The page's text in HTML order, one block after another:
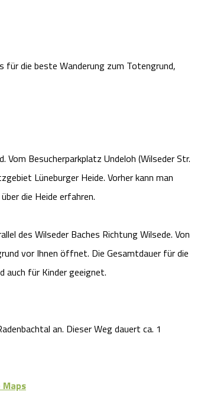
für die beste Wanderung zum Totengrund,
Besucherparkplatz Undeloh (Wilseder Str.
Lüneburger Heide. Vorher kann man
die Heide erfahren.
des Wilseder Baches Richtung Wilsede. Von
vor Ihnen öffnet. Die Gesamtdauer für die
auch für Kinder geeignet.
an. Dieser Weg dauert ca. 1